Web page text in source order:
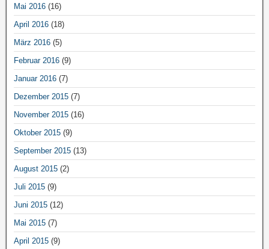
Mai 2016 (16)
April 2016 (18)
März 2016 (5)
Februar 2016 (9)
Januar 2016 (7)
Dezember 2015 (7)
November 2015 (16)
Oktober 2015 (9)
September 2015 (13)
August 2015 (2)
Juli 2015 (9)
Juni 2015 (12)
Mai 2015 (7)
April 2015 (9)